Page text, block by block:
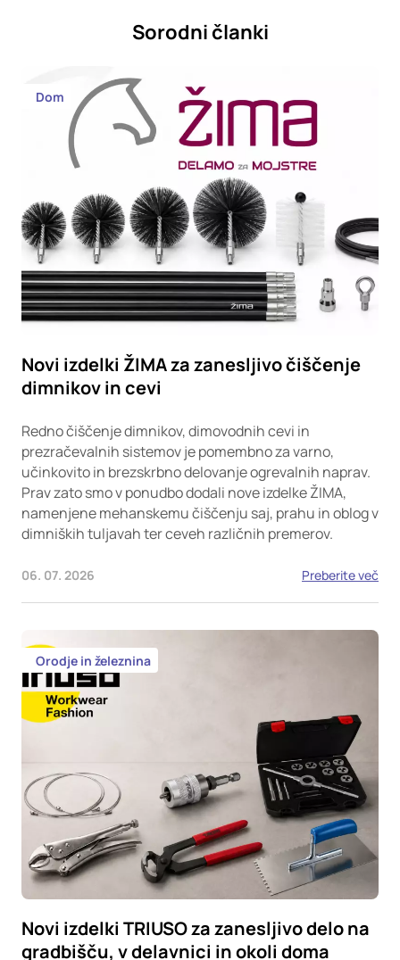
Sorodni članki
Dom
Novi izdelki ŽIMA za zanesljivo čiščenje
dimnikov in cevi
Redno čiščenje dimnikov, dimovodnih cevi in
prezračevalnih sistemov je pomembno za varno,
učinkovito in brezskrbno delovanje ogrevalnih naprav.
Prav zato smo v ponudbo dodali nove izdelke ŽIMA,
namenjene mehanskemu čiščenju saj, prahu in oblog v
dimniških tuljavah ter ceveh različnih premerov.
06. 07. 2026 Preberite več
Orodje in železnina
Novi izdelki TRIUSO za zanesljivo delo na
gradbišču, v delavnici in okoli doma